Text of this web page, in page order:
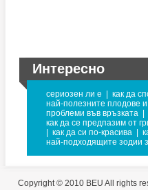
Интересно
сериозен ли е как да
най-полезните плодове
проблеми във връзката
как да се предпазим от
как да си по-красива
най-подходящите зодии
Copyright © 2010 BEU All rights